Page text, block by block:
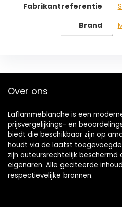
Fabrikantreferentie
Brand
Over ons
Laflammeblanche is een
prijsvergelijkings- en
biedt die beschikbaar zijn op
houdt via de laatst
zijn auteursrechtelijk beschermd
eigenaren. Alle geciteerde
respectievelijke bronnen.